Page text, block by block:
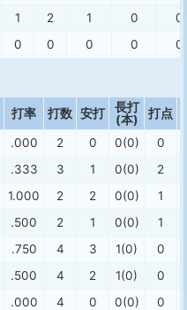
1 2 1 0
0
0 0 0 0 0
打率 打数 安打
長打
(本)
打点
.000 2 0 0(0)
0
.333 3 1 0(0)
2
1.000 2 2 0(0)
1
.500 2 1 0(0)
1
.750 4 3 1(0)
0
.500 4 2 1(0)
0
.000 4 0 0(0)
0